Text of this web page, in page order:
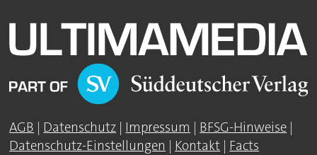
AGB | Datenschutz | Impressum | BFSG-Hinweise |
Datenschutz-Einstellungen | Kontakt | Facts